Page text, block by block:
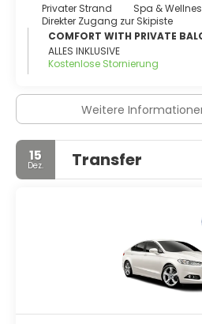
Privater Strand
Spa &
Direkter Zugang zur Skipiste
COMFORT WITH PRIVATE
ALLES INKLUSIVE
Kostenlose Stornierung
Weitere
15
Dez. Transfer